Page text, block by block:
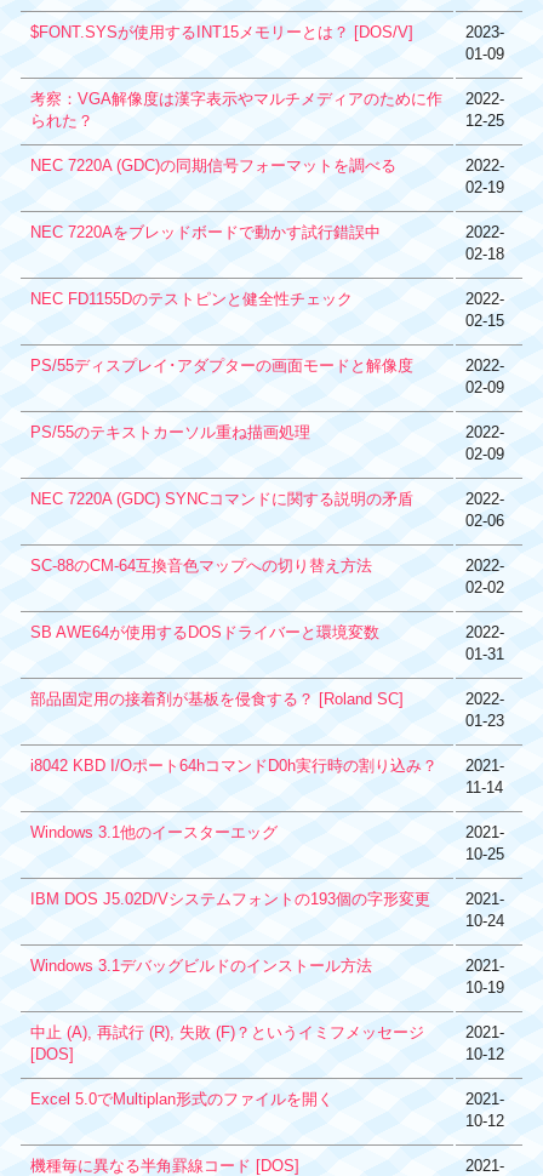
$FONT.SYSが使用するINT15メモリーとは？ [DOS/V]
2023-
01-09
考察：VGA解像度は漢字表示やマルチメディアのために作
られた？
2022-
12-25
NEC 7220A (GDC)の同期信号フォーマットを調べる
2022-
02-19
NEC 7220Aをブレッドボードで動かす試行錯誤中
2022-
02-18
NEC FD1155Dのテストピンと健全性チェック
2022-
02-15
PS/55ディスプレイ･アダプターの画面モードと解像度
2022-
02-09
PS/55のテキストカーソル重ね描画処理
2022-
02-09
NEC 7220A (GDC) SYNCコマンドに関する説明の矛盾
2022-
02-06
SC-88のCM-64互換音色マップへの切り替え方法
2022-
02-02
SB AWE64が使用するDOSドライバーと環境変数
2022-
01-31
部品固定用の接着剤が基板を侵食する？ [Roland SC]
2022-
01-23
i8042 KBD I/Oポート64hコマンドD0h実行時の割り込み？
2021-
11-14
Windows 3.1他のイースターエッグ
2021-
10-25
IBM DOS J5.02D/Vシステムフォントの193個の字形変更
2021-
10-24
Windows 3.1デバッグビルドのインストール方法
2021-
10-19
中止 (A), 再試行 (R), 失敗 (F)？というイミフメッセージ
[DOS]
2021-
10-12
Excel 5.0でMultiplan形式のファイルを開く
2021-
10-12
機種毎に異なる半角罫線コード [DOS]
2021-